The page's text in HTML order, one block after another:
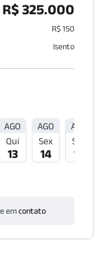
R$ 325.000
R$ 150
Isento
AGO
Qui
13
AGO
Sex
14
AGO
Sáb
15
emcontato